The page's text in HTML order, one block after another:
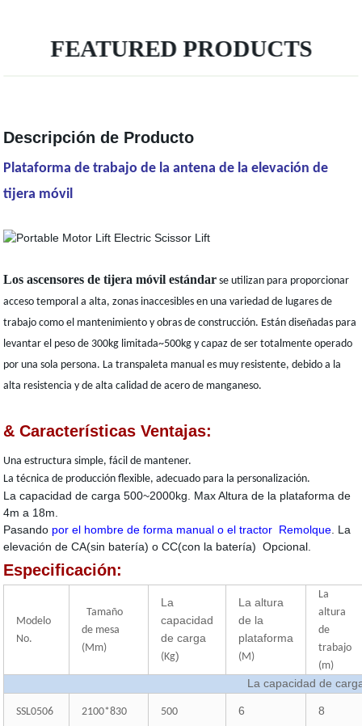
FEATURED PRODUCTS
Descripción de Producto
Plataforma de trabajo de la antena de la elevación de
tijera móvil
Los ascensores de tijera móvil estándar se utilizan para proporcionar
acceso temporal a alta, zonas inaccesibles en una variedad de lugares de
trabajo como el mantenimiento y obras de construcción. Están diseñadas para
levantar el peso de 300kg limitada~500kg y capaz de ser totalmente operado
por una sola persona. La transpaleta manual es muy resistente, debido a la
alta resistencia y de alta calidad de acero de manganeso.
& Características Ventajas:
Una estructura simple, fácil de mantener.
La técnica de producción flexible, adecuado para la personalización.
La capacidad de carga 500~2000kg. Max Altura de la plataforma de
4m a 18m.
Pasando por el hombre de forma manual o el tractor Remolque . La
elevación de CA(sin batería) o CC(con la batería) Opcional
Especificación:
Modelo
No.
Tamaño
de mesa
(Mm)
La
capacidad
de carga
(Kg)
La altura
de la
plataforma
(M)
La
altura
de
trabajo
(m)
La capacidad de
SSL0506 2100*830 500 6 8